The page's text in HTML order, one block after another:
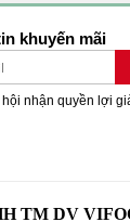
khuyến mãi
nhận quyền lợi
TM DV